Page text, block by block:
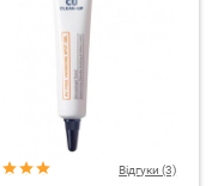
Відгуки (3)